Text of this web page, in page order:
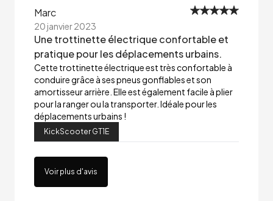
Marc
20 janvier 2023
Une trottinette électrique confortable et
pratique pour les déplacements urbains.
Cette trottinette électrique est très confortable à
conduire grâce à ses pneus gonflables et son
amortisseur arrière. Elle est également facile à plier
pour la ranger ou la transporter. Idéale pour les
déplacements urbains !
KickScooter GT1E
Voir plus d'avis